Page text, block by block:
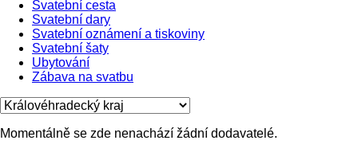
Svatební cesta
Svatební dary
Svatební oznámení a tiskoviny
Svatební šaty
Ubytování
Zábava na svatbu
Momentálně se zde nenachází žádní dodavatelé.